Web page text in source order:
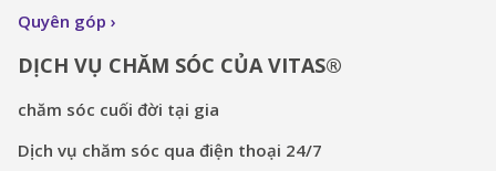
Quyên góp
DỊCH VỤ CHĂM SÓC CỦA VITAS®
chăm sóc cuối đời tại gia
Dịch vụ chăm sóc qua điện thoại 24/7